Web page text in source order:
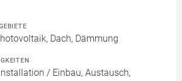
Dach, Dämmung
/ Einbau, Austausch,